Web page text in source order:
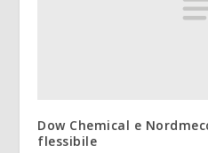
Dow Chemical e
flessibile